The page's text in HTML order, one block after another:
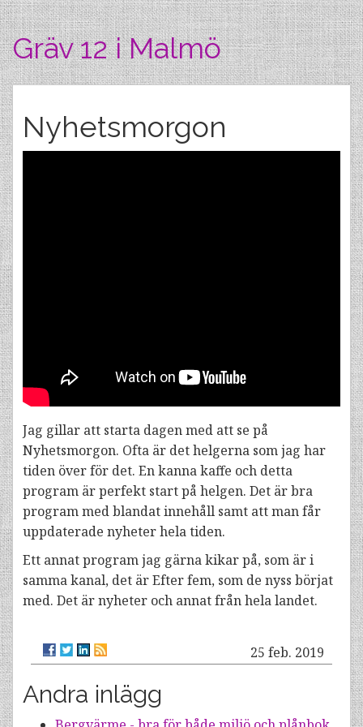
Gräv 12 i Malmö
Nyhetsmorgon
Jag gillar att starta dagen med att se på
Nyhetsmorgon. Ofta är det helgerna som jag har
tiden över för det. En kanna kaffe och detta
program är perfekt start på helgen. Det är bra
program med blandat innehåll samt att man får
uppdaterade nyheter hela tiden.
Ett annat program jag gärna kikar på, som är i
samma kanal, det är Efter fem, som de nyss börjat
med. Det är nyheter och annat från hela landet.
25 feb. 2019
Andra inlägg